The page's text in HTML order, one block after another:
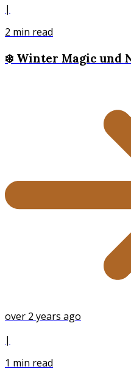
|
2 min read
❄️ Winter Magic und
over 2 years ago
|
1 min read